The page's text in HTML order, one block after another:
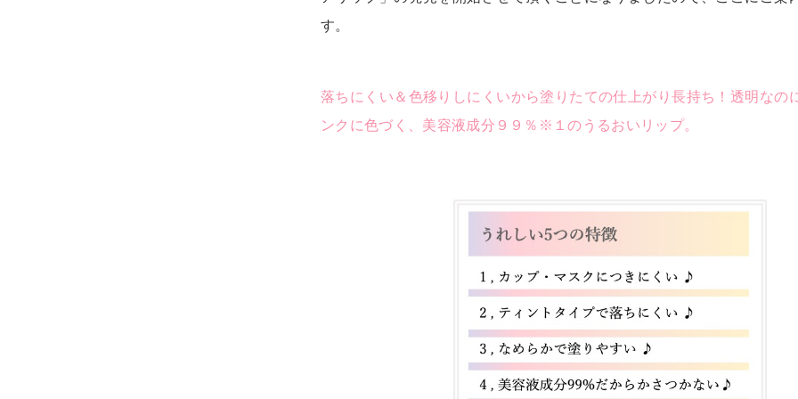
す。
落ちにくい＆色移りしにくいから塗りたての仕上がり長持ち！透明なの
ンクに色づく、美容液成分９９％※１のうるおいリップ。